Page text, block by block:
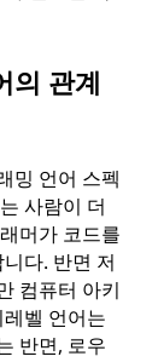
의 관계
밍 언어 스펙
사람이 더
머가 코드를
다. 반면 저
컴퓨터 아키
벨 언어는
반면, 로우